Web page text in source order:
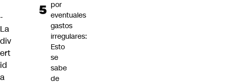
-
La
div
ert
id
a
por
eventuales
gastos
irregulares:
Esto
se
sabe
de